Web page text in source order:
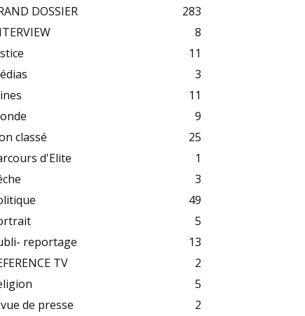
DOSSIER
283
8
11
3
11
9
classé
25
d'Elite
1
3
49
5
reportage
13
TV
2
5
de presse
2